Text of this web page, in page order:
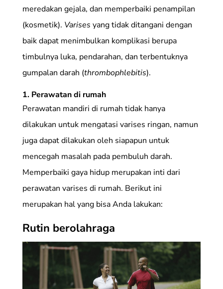
meredakan gejala, dan memperbaiki penampilan
(kosmetik). Varises yang tidak ditangani dengan
baik dapat menimbulkan komplikasi berupa
timbulnya luka, pendarahan, dan terbentuknya
gumpalan darah (thrombophlebitis).
1. Perawatan di rumah
Perawatan mandiri di rumah tidak hanya
dilakukan untuk mengatasi varises ringan, namun
juga dapat dilakukan oleh siapapun untuk
mencegah masalah pada pembuluh darah.
Memperbaiki gaya hidup merupakan inti dari
perawatan varises di rumah. Berikut ini
merupakan hal yang bisa Anda lakukan:
Rutin berolahraga